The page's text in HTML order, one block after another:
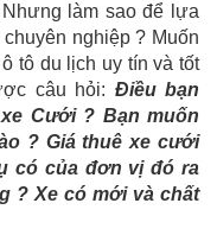
làm sao để lựa
nghiệp ? Muốn
tô du lịch uy tín và tốt
câu hỏi: Điều bạn
Cưới ? Bạn muốn
? Giá thuê xe cưới
có của đơn vị đó ra
? Xe có mới và chất